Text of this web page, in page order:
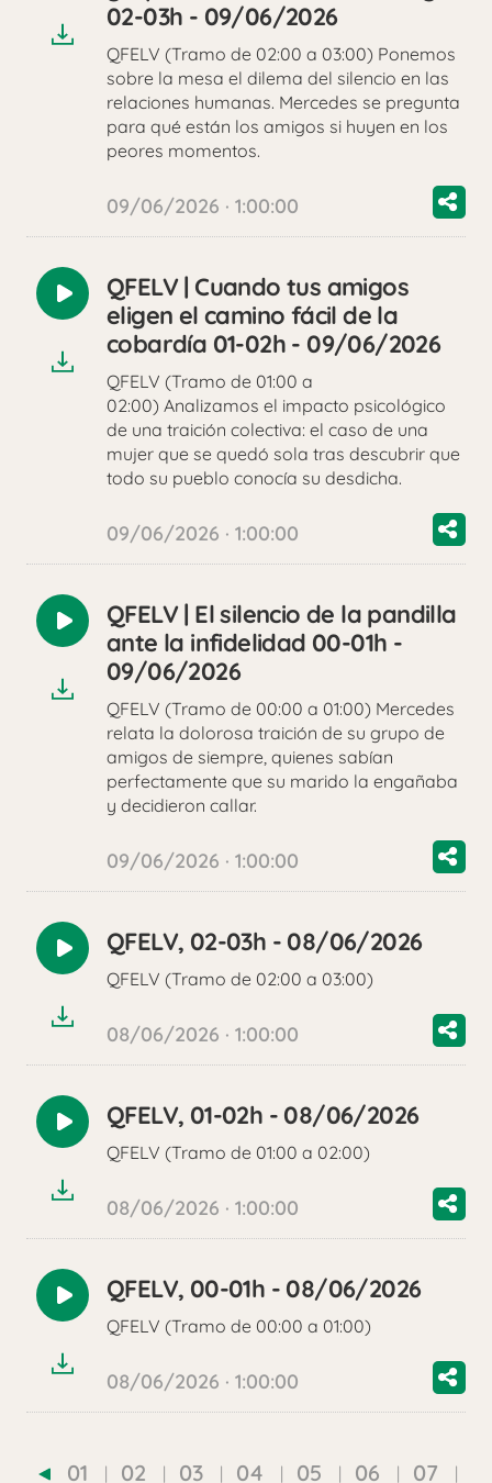
02-03h - 09/06/2026
QFELV (Tramo de 02:00 a 03:00) Ponemos
sobre la mesa el dilema del silencio en las
relaciones humanas. Mercedes se pregunta
para qué están los amigos si huyen en los
peores momentos.
09/06/2026 · 1:00:00
Reproducir
audio
QFELV | Cuando tus amigos
eligen el camino fácil de la
cobardía 01-02h - 09/06/2026
QFELV (Tramo de 01:00 a
02:00) Analizamos el impacto psicológico
de una traición colectiva: el caso de una
mujer que se quedó sola tras descubrir que
todo su pueblo conocía su desdicha.
09/06/2026 · 1:00:00
Reproducir
audio
QFELV | El silencio de la pandilla
ante la infidelidad 00-01h -
09/06/2026
QFELV (Tramo de 00:00 a 01:00) Mercedes
relata la dolorosa traición de su grupo de
amigos de siempre, quienes sabían
perfectamente que su marido la engañaba
y decidieron callar.
09/06/2026 · 1:00:00
Reproducir
audio
QFELV, 02-03h - 08/06/2026
QFELV (Tramo de 02:00 a 03:00)
08/06/2026 · 1:00:00
Reproducir
audio
QFELV, 01-02h - 08/06/2026
QFELV (Tramo de 01:00 a 02:00)
08/06/2026 · 1:00:00
Reproducir
audio
QFELV, 00-01h - 08/06/2026
QFELV (Tramo de 00:00 a 01:00)
08/06/2026 · 1:00:00
01 02 03 04 05 06
07